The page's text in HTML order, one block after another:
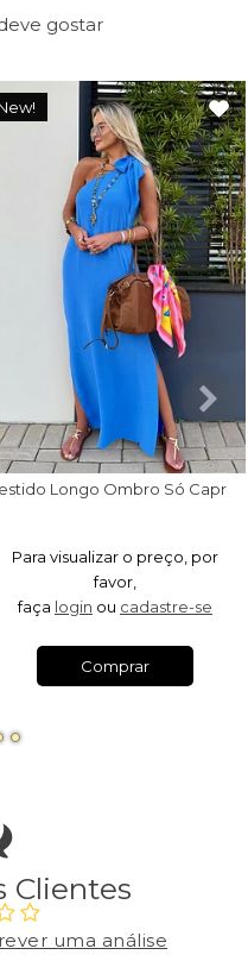
gostar
Para visualizar o preço, por
favor,
faça login ou cadastre-se
Comprar
Clientes
uma análise